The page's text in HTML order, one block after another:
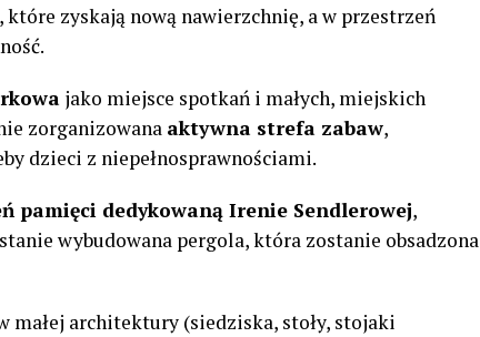
zyskają nową nawierzchnię, a w przestrzeń
jako miejsce spotkań i małych, miejskich
zorganizowana aktywna strefa zabaw,
dzieci z niepełnosprawnościami.
pamięci dedykowaną Irenie Sendlerowej,
wybudowana pergola, która zostanie obsadzona
małej architektury (siedziska, stoły, stojaki